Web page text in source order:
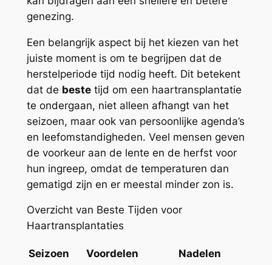
genezing.
Een belangrijk aspect bij het kiezen van het
juiste moment is om te begrijpen dat de
herstelperiode tijd nodig heeft. Dit betekent
dat de bestetijd om een haartransplantatie
te ondergaan, niet alleen afhangt van het
seizoen, maar ook van persoonlijke agenda’s
en leefomstandigheden. Veel mensen geven
de voorkeur aan de lente en de herfst voor
hun ingreep, omdat de temperaturen dan
gematigd zijn en er meestal minder zon is.
Overzicht van Beste Tijden voor
Haartransplantaties
Seizoen Voordelen Nadelen